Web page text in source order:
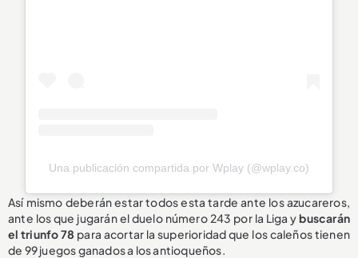
Una publicación compartida por Wplay (@wplay.co)
Así mismo deberán estar todos esta tarde ante los azucareros,
ante los que jugarán el duelo número 243 por la Liga ybuscarán
el triunfo 78 para acortar la superioridad que los caleños tienen
de 99 juegos ganados a los antioqueños.